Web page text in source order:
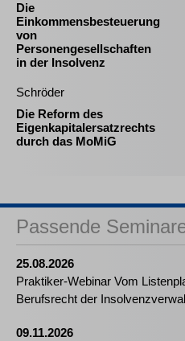
Die
Einkommensbesteuerung
von
Personengesellschaften
in der Insolvenz
Schröder
Die Reform des
Eigenkapitalersatzrechts
durch das MoMiG
Passende
25.08.2026
Praktiker-Webinar Vom
Berufsrecht der
09.11.2026